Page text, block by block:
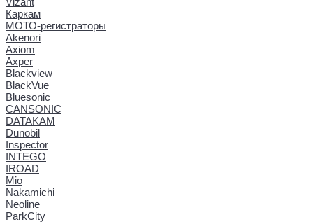
Каркам
МОТО-регистраторы
Akenori
Axiom
Axper
Blackview
BlackVue
Bluesonic
CANSONIC
DATAKAM
Dunobil
Inspector
INTEGO
IROAD
Mio
Nakamichi
Neoline
ParkCity